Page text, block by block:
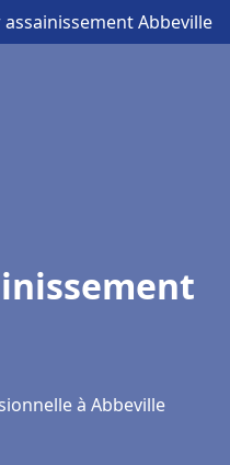
Abbeville
à Abbeville